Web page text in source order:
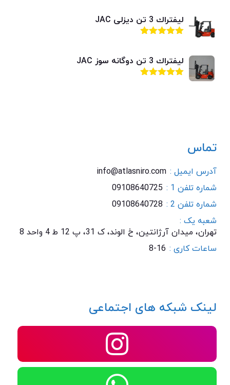
ليفتراك 3 تن ديزلی JAC
ليفتراك 3 تن دوگانه سوز JAC
تماس
آدرس ایمیل : info@atlasniro.com
شماره تلفن 1 :
09108640725
شماره تلفن 2 :
09108640728
شعبه یک :
تهران، میدان آرژانتین، خ الوند، ک 31، پ 12 ط 4 واحد 8
ساعات کاری : 8-16
لینک شبکه های اجتماعی